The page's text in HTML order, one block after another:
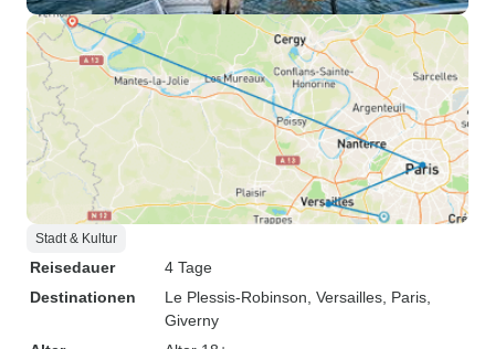
Stadt & Kultur
Reisedauer
4 Tage
Destinationen
Le Plessis-Robinson , Versailles , Paris
Giverny